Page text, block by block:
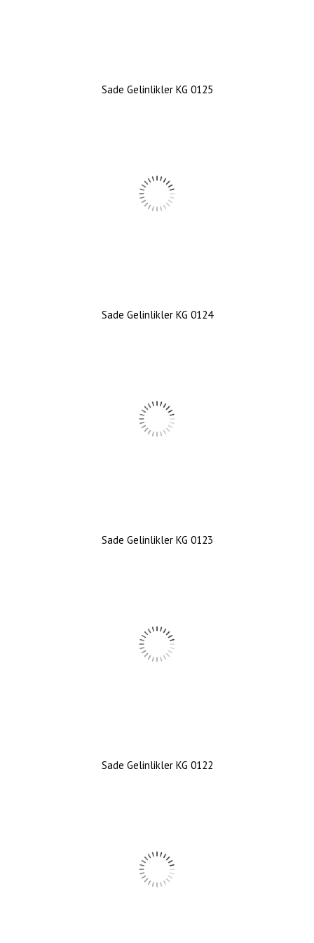
Sade Gelinlikler KG 0125
Sade Gelinlikler KG 0124
Sade Gelinlikler KG 0123
Sade Gelinlikler KG 0122